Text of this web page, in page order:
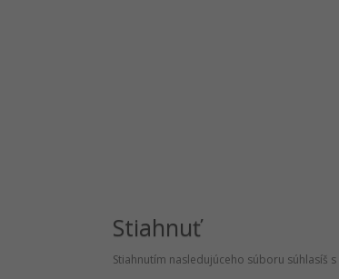
Stiahnuť
Stiahnutím nasledujúceho súboru súhlasíš s